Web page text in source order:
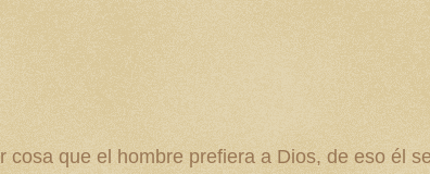
cosa que el hombre prefiera a Dios, de eso él